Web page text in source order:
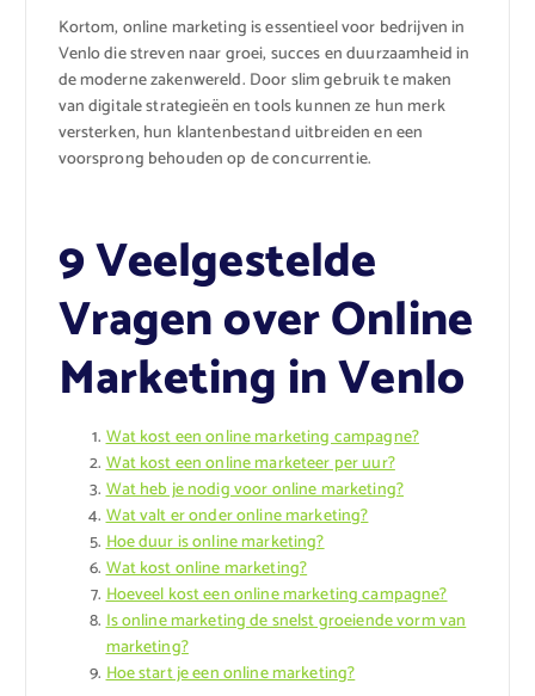
Kortom, online marketing is essentieel voor bedrijven in
Venlo die streven naar groei, succes en duurzaamheid in
de moderne zakenwereld. Door slim gebruik te maken
van digitale strategieën en tools kunnen ze hun merk
versterken, hun klantenbestand uitbreiden en een
voorsprong behouden op de concurrentie.
9 Veelgestelde
Vragen over Online
Marketing in Venlo
Wat kost een online marketing campagne?
Wat kost een online marketeer per uur?
Wat heb je nodig voor online marketing?
Wat valt er onder online marketing?
Hoe duur is online marketing?
Wat kost online marketing?
Hoeveel kost een online marketing campagne?
Is online marketing de snelst groeiende vorm van
marketing?
Hoe start je een online marketing?